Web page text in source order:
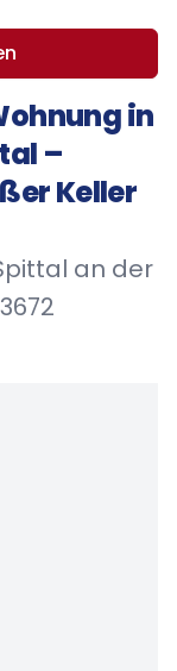
in
–
Keller
an der